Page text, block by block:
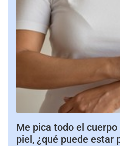
Me pica todo el
piel, ¿qué puede estar